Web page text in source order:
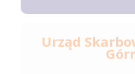
Urząd